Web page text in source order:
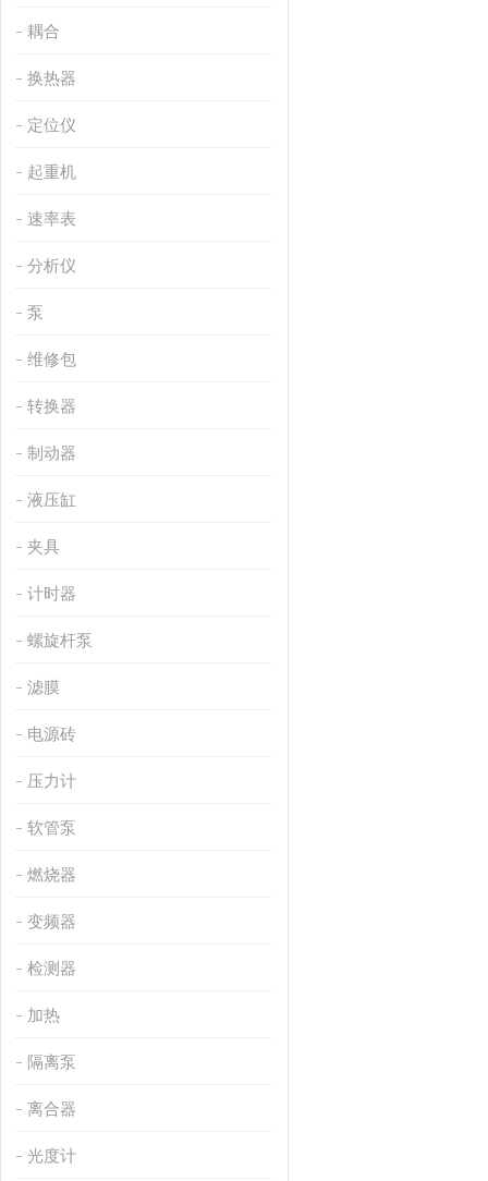
耦合
换热器
定位仪
起重机
速率表
分析仪
泵
维修包
转换器
制动器
液压缸
夹具
计时器
螺旋杆泵
滤膜
电源砖
压力计
软管泵
燃烧器
变频器
检测器
加热
隔离泵
离合器
光度计